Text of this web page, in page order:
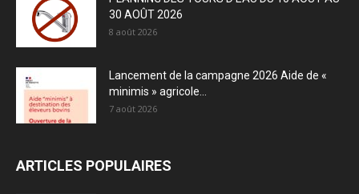
30 AOÛT 2026
8 août 2026
Lancement de la campagne 2026 Aide de «
minimis » agricole...
7 août 2026
ARTICLES POPULAIRES